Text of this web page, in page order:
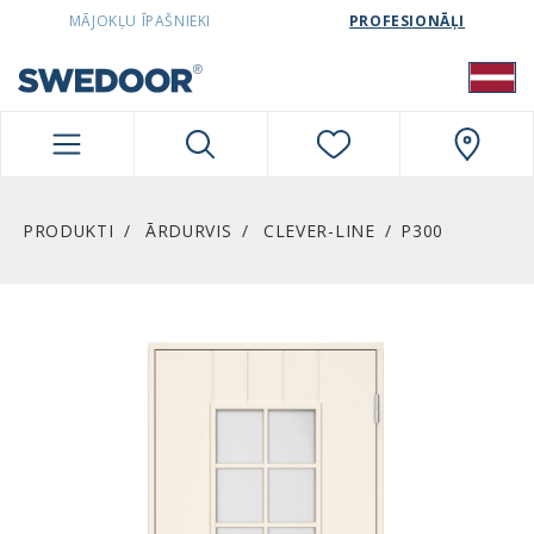
SWEDOORLATVIA NAVIGATION
MĀJOKĻU ĪPAŠNIEKI PROFESIONĀĻI
PRODUKTI ĀRDURVIS CLEVER-LINE P300